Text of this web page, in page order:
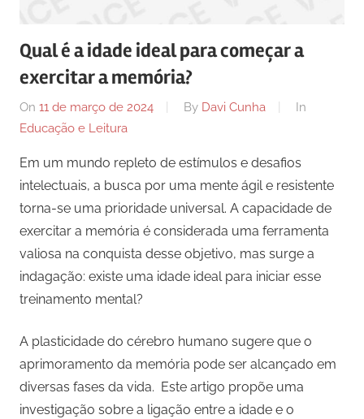
com
os
púbicos.
Qual é a idade ideal para começar a
exercitar a memória?
On 11 de março de 2024 By Davi Cunha
In
Educação e Leitura
Em um mundo repleto de estímulos e desafios
intelectuais, a busca por uma mente ágil e resistente
torna-se uma prioridade universal. A capacidade de
exercitar a memória é considerada uma ferramenta
valiosa na conquista desse objetivo, mas surge a
indagação: existe uma idade ideal para iniciar esse
treinamento mental?
A plasticidade do cérebro humano sugere que o
aprimoramento da memória pode ser alcançado em
diversas fases da vida. Este artigo propõe uma
investigação sobre a ligação entre a idade e o